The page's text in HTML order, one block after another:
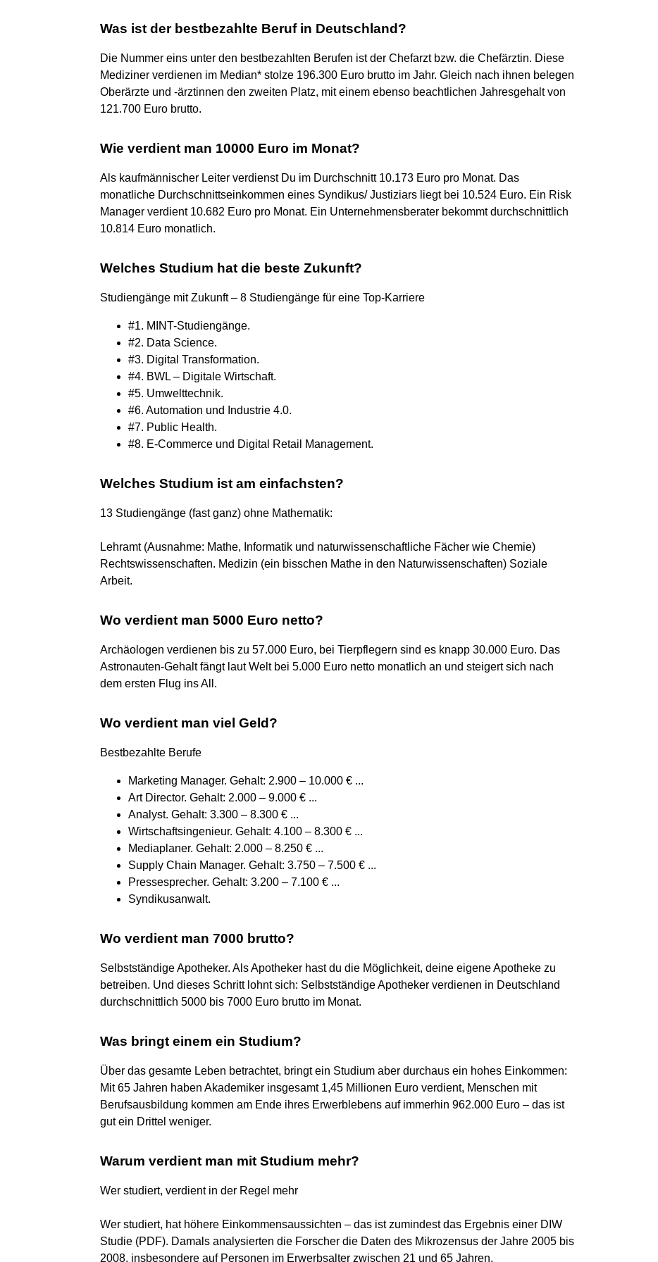
Was ist der bestbezahlte Beruf in Deutschland?
Die Nummer eins unter den bestbezahlten Berufen ist der Chefarzt bzw. die Chefärztin. Diese
Mediziner verdienen im Median* stolze 196.300 Euro brutto im Jahr. Gleich nach ihnen belegen
Oberärzte und -ärztinnen den zweiten Platz, mit einem ebenso beachtlichen Jahresgehalt von
121.700 Euro brutto.
Wie verdient man 10000 Euro im Monat?
Als kaufmännischer Leiter verdienst Du im Durchschnitt 10.173 Euro pro Monat. Das
monatliche Durchschnittseinkommen eines Syndikus/ Justiziars liegt bei 10.524 Euro. Ein Risk
Manager verdient 10.682 Euro pro Monat. Ein Unternehmensberater bekommt durchschnittlich
10.814 Euro monatlich.
Welches Studium hat die beste Zukunft?
Studiengänge mit Zukunft – 8 Studiengänge für eine Top-Karriere
#1. MINT-Studiengänge.
#2. Data Science.
#3. Digital Transformation.
#4. BWL – Digitale Wirtschaft.
#5. Umwelttechnik.
#6. Automation und Industrie 4.0.
#7. Public Health.
#8. E-Commerce und Digital Retail Management.
Welches Studium ist am einfachsten?
13 Studiengänge (fast ganz) ohne Mathematik:
Lehramt (Ausnahme: Mathe, Informatik und naturwissenschaftliche Fächer wie Chemie)
Rechtswissenschaften. Medizin (ein bisschen Mathe in den Naturwissenschaften) Soziale
Arbeit.
Wo verdient man 5000 Euro netto?
Archäologen verdienen bis zu 57.000 Euro, bei Tierpflegern sind es knapp 30.000 Euro. Das
Astronauten-Gehalt fängt laut Welt bei 5.000 Euro netto monatlich an und steigert sich nach
dem ersten Flug ins All.
Wo verdient man viel Geld?
Bestbezahlte Berufe
Marketing Manager. Gehalt: 2.900 – 10.000 € ...
Art Director. Gehalt: 2.000 – 9.000 € ...
Analyst. Gehalt: 3.300 – 8.300 € ...
Wirtschaftsingenieur. Gehalt: 4.100 – 8.300 € ...
Mediaplaner. Gehalt: 2.000 – 8.250 € ...
Supply Chain Manager. Gehalt: 3.750 – 7.500 € ...
Pressesprecher. Gehalt: 3.200 – 7.100 € ...
Syndikusanwalt.
Wo verdient man 7000 brutto?
Selbstständige Apotheker. Als Apotheker hast du die Möglichkeit, deine eigene Apotheke zu
betreiben. Und dieses Schritt lohnt sich: Selbstständige Apotheker verdienen in Deutschland
durchschnittlich 5000 bis 7000 Euro brutto im Monat.
Was bringt einem ein Studium?
Über das gesamte Leben betrachtet, bringt ein Studium aber durchaus ein hohes Einkommen:
Mit 65 Jahren haben Akademiker insgesamt 1,45 Millionen Euro verdient, Menschen mit
Berufsausbildung kommen am Ende ihres Erwerblebens auf immerhin 962.000 Euro – das ist
gut ein Drittel weniger.
Warum verdient man mit Studium mehr?
Wer studiert, verdient in der Regel mehr
Wer studiert, hat höhere Einkommensaussichten – das ist zumindest das Ergebnis einer DIW
Studie (PDF). Damals analysierten die Forscher die Daten des Mikrozensus der Jahre 2005 bis
2008, insbesondere auf Personen im Erwerbsalter zwischen 21 und 65 Jahren.